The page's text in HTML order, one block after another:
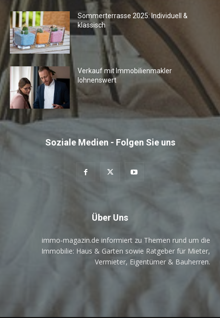
Sommerterrasse 2025: Individuell &
klassisch
Verkauf mit Immobilienmakler
lohnenswert
Soziale Medien - Folgen Sie uns
Über Uns
immo-magazin.de informiert zu Themen rund um die
Immobilie: Haus & Garten sowie Ratgeber für Mieter,
Vermieter, Eigentümer & Bauherren.